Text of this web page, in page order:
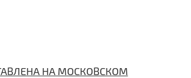
НА МОСКОВСКОМ